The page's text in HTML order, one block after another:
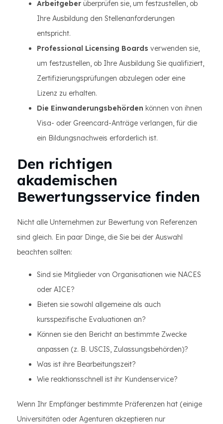
Arbeitgeber überprüfen sie, um festzustellen, ob
Ihre Ausbildung den Stellenanforderungen
entspricht.
Professional Licensing Boards verwenden sie,
um festzustellen, ob Ihre Ausbildung Sie qualifiziert,
Zertifizierungsprüfungen abzulegen oder eine
Lizenz zu erhalten.
Die Einwanderungsbehörden können von ihnen
Visa- oder Greencard-Anträge verlangen, für die
ein Bildungsnachweis erforderlich ist.
Den richtigen
akademischen
Bewertungsservice finden
Nicht alle Unternehmen zur Bewertung von Referenzen
sind gleich. Ein paar Dinge, die Sie bei der Auswahl
beachten sollten:
Sind sie Mitglieder von Organisationen wie NACES
oder AICE?
Bieten sie sowohl allgemeine als auch
kursspezifische Evaluationen an?
Können sie den Bericht an bestimmte Zwecke
anpassen (z. B. USCIS, Zulassungsbehörden)?
Was ist ihre Bearbeitungszeit?
Wie reaktionsschnell ist ihr Kundenservice?
Wenn Ihr Empfänger bestimmte Präferenzen hat (einige
Universitäten oder Agenturen akzeptieren nur